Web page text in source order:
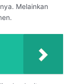
Melainkan